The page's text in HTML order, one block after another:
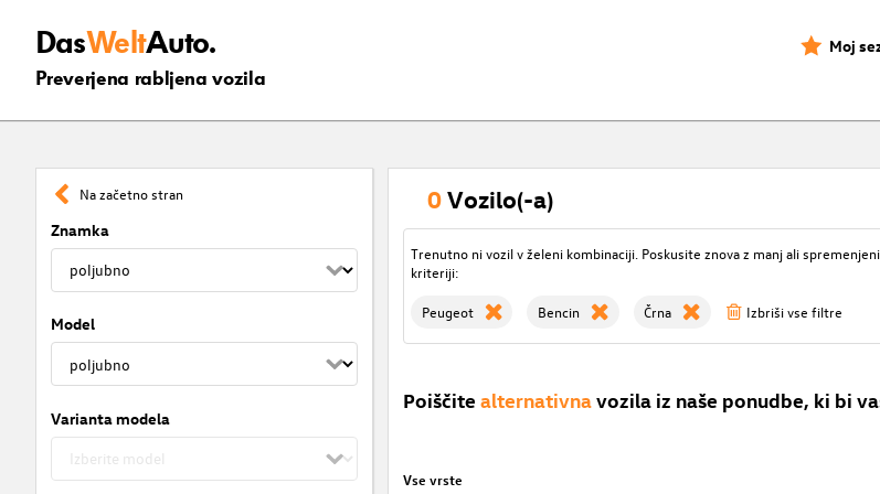
DasWeltAuto.
Preverjena rabljena vozila
Moj
Na začetno stran
Znamka
Model
Varianta modela
0Vozilo(-a)
Trenutno ni vozil v želeni kombinaciji. Poskusite znova z manj ali
kriteriji:
Peugeot Bencin Črna Izbriši vse filtre
Poiščite alternativna vozila iz naše ponudbe, ki bi
Vse vrste